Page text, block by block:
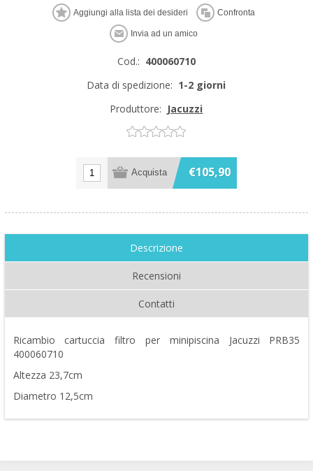
Cod.: 400060710
Data di spedizione: 1-2 giorni
Produttore: Jacuzzi
€105,90
Descrizione
Recensioni
Contatti
Ricambio cartuccia filtro per minipiscina Jacuzzi PRB35
400060710
Altezza 23,7cm
Diametro 12,5cm